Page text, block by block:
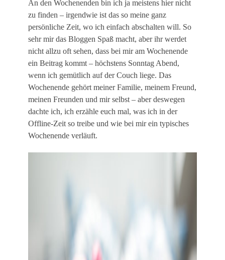
An den Wochenenden bin ich ja meistens hier nicht
zu finden – irgendwie ist das so meine ganz
persönliche Zeit, wo ich einfach abschalten will. So
sehr mir das Bloggen Spaß macht, aber ihr werdet
nicht allzu oft sehen, dass bei mir am Wochenende
ein Beitrag kommt – höchstens Sonntag Abend,
wenn ich gemütlich auf der Couch liege. Das
Wochenende gehört meiner Familie, meinem Freund,
meinen Freunden und mir selbst – aber deswegen
dachte ich, ich erzähle euch mal, was ich in der
Offline-Zeit so treibe und wie bei mir ein typisches
Wochenende verläuft.